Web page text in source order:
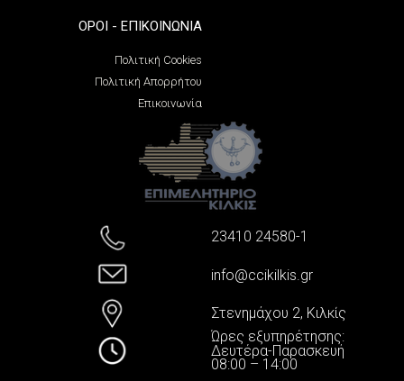
ΌΡΟΙ - ΕΠΙΚΟΙΝΩΝΊΑ
Πολιτική Cookies
Πολιτική Απορρήτου
Επικοινωνία
23410 24580-1
info@ccikilkis.gr
Στενημάχου 2, Κιλκίς
Ώρες εξυπηρέτησης:
Δευτέρα-Παρασκευή
08:00 – 14:00